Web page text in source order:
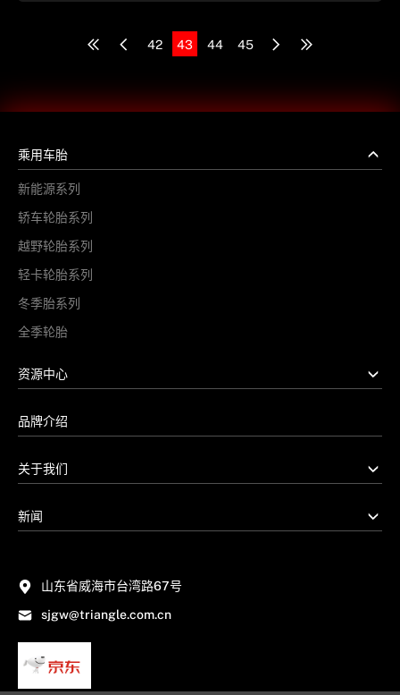
42 43 44 45
乘用车胎
新能源系列
轿车轮胎系列
越野轮胎系列
轻卡轮胎系列
冬季胎系列
全季轮胎
资源中心
品牌介绍
关于我们
新闻
山东省威海市台湾路67号
sjgw@triangle.com.cn